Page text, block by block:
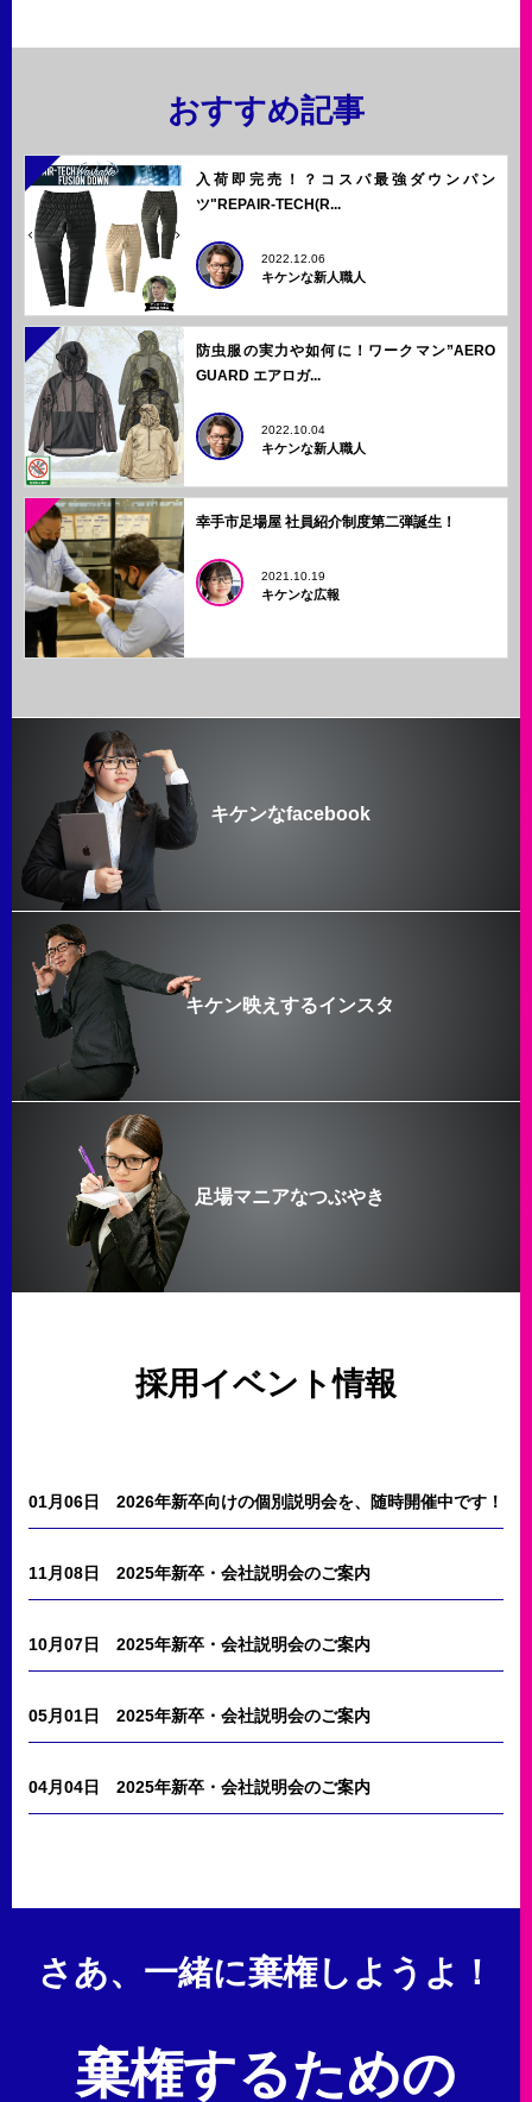
おすすめ記事
入荷即完売！？コスパ最強ダウンパン
ツ"REPAIR-TECH(R...
2022.12.06
キケンな新人職人
防虫服の実力や如何に！ワークマン”AERO
GUARD エアロガ...
2022.10.04
キケンな新人職人
幸手市足場屋 社員紹介制度第二弾誕生！
2021.10.19
キケンな広報
キケンなfacebook
キケン映えするインスタ
足場マニアなつぶやき
採用イベント情報
01月06日 2026年新卒向けの個別説明会を、随時開催中です！
11月08日 2025年新卒・会社説明会のご案内
10月07日 2025年新卒・会社説明会のご案内
05月01日 2025年新卒・会社説明会のご案内
04月04日 2025年新卒・会社説明会のご案内
さあ、一緒に棄権しようよ！
棄権するための